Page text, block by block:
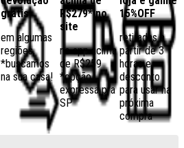
grátis
em algumas
regiões,
*buscamos
na sua casa!
R$279* no
site
no app acima
de R$259
*opção
expressa pra
SP
15%OFF
retiradas a
partir de 3
horas e
desconto
para usar na
próxima
compra